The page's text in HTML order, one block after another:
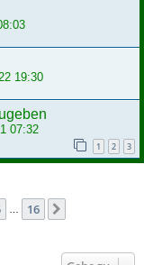
19:30
07:32
1 2 3
16